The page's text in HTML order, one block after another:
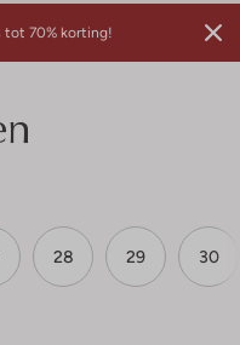
tot 70% korting!
28 29 30